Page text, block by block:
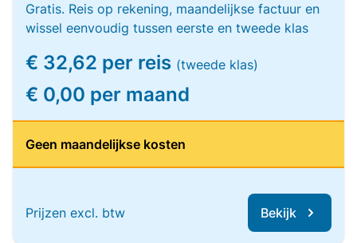
Gratis. Reis op rekening, maandelijkse factuur en
wissel eenvoudig tussen eerste en tweede klas
€ 32,62 per reis (tweede klas)
€ 0,00 per maand
Geen maandelijkse kosten
Prijzen excl. btw Bekijk